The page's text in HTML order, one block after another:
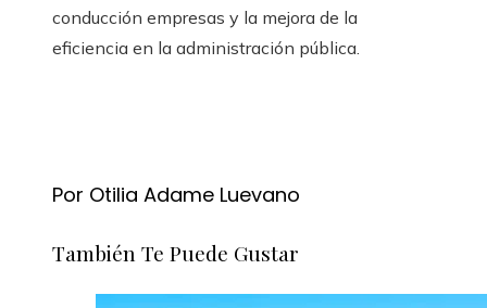
conducción empresas y la mejora de la
eficiencia en la administración pública.
Por Otilia Adame Luevano
También Te Puede Gustar